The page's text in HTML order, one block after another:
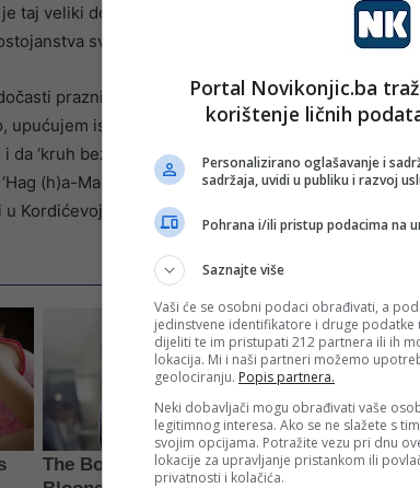
taj veliki događaj do današnjih dana ostao trajnim
svake ljudske osobe i svakoga naroda.
praznik slobode i proljeća Židovi u Bosni i
upućujem iskrena čestitanja uz želje da nikada više
‘kruh bez kvasa’ kao simbol naprasnog
(h)a-Macot’ koji danas proslavljate zajedno sa
u Kordićevoj čestitki.
Portal Novikonjic.ba
korištenje ličnih
Personalizirano oglašavanje i
sadržaja, uvidi u publiku i razvoj
Pohrana i/ili pristup podacima na
Saznajte više
Vaši će se osobni podaci obrađivati, a
jedinstvene identifikatore i druge podatke
dijeliti te im pristupati 212 partnera ili ih
lokacija. Mi i naši partneri možemo
geolociranju. Popis partnera.
Neki dobavljači mogu obrađivati vaše
legitimnog interesa. Ako se ne slažete s
svojim opcijama. Potražite vezu pri dnu
lokacije za upravljanje pristankom ili
privatnosti i kolačića.